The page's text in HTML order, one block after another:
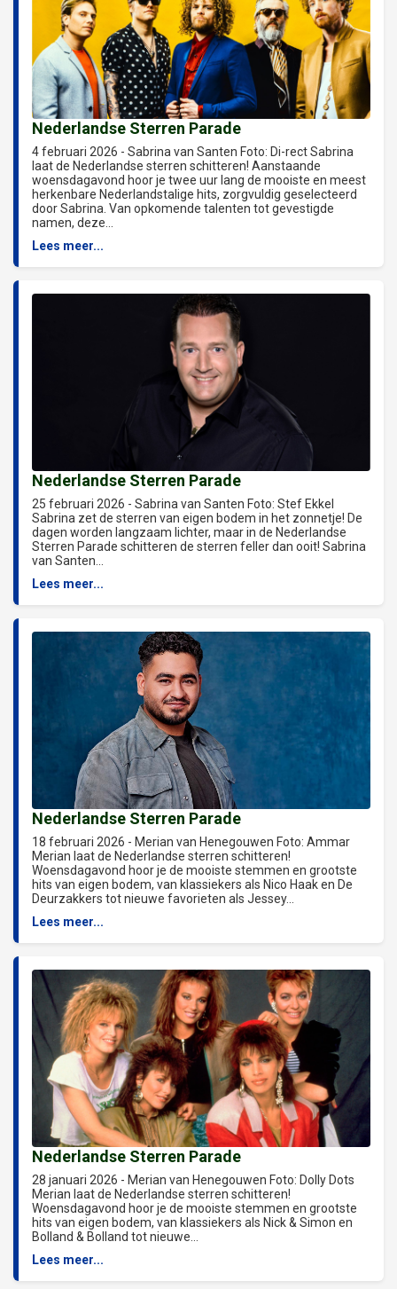
Nederlandse Sterren Parade
4 februari 2026 - Sabrina van Santen Foto: Di-rect Sabrina
laat de Nederlandse sterren schitteren! Aanstaande
woensdagavond hoor je twee uur lang de mooiste en meest
herkenbare Nederlandstalige hits, zorgvuldig geselecteerd
door Sabrina. Van opkomende talenten tot gevestigde
namen, deze...
Lees meer...
Nederlandse Sterren Parade
25 februari 2026 - Sabrina van Santen Foto: Stef Ekkel
Sabrina zet de sterren van eigen bodem in het zonnetje! De
dagen worden langzaam lichter, maar in de Nederlandse
Sterren Parade schitteren de sterren feller dan ooit! Sabrina
van Santen...
Lees meer...
Nederlandse Sterren Parade
18 februari 2026 - Merian van Henegouwen Foto: Ammar
Merian laat de Nederlandse sterren schitteren!
Woensdagavond hoor je de mooiste stemmen en grootste
hits van eigen bodem, van klassiekers als Nico Haak en De
Deurzakkers tot nieuwe favorieten als Jessey...
Lees meer...
Nederlandse Sterren Parade
28 januari 2026 - Merian van Henegouwen Foto: Dolly Dots
Merian laat de Nederlandse sterren schitteren!
Woensdagavond hoor je de mooiste stemmen en grootste
hits van eigen bodem, van klassiekers als Nick & Simon en
Bolland & Bolland tot nieuwe...
Lees meer...